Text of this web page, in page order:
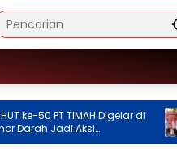
Digelar di
Aksi
Sesama
PRI
HUT